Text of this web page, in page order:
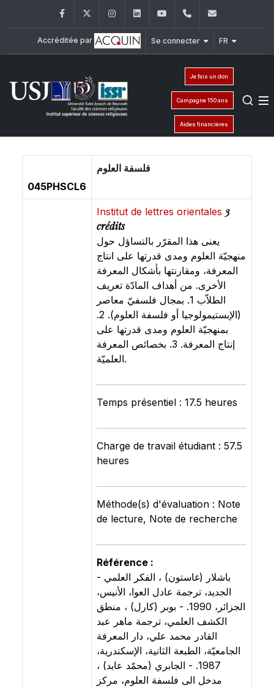
FacebookTwitter InstagramLinkedInYouTube+961 (1) 421 581
Accréditée par Se connecter FR
Je fais un don
Campagne 150 ans
Aides financières
045PHSCL6
فلسفة العلوم
Institut de lettres orientales 3
crédits
يعنى هذا المقرّر بالتساؤل حول
منهجيّة العلوم ومدى قدرتها على انتاج
المعرفة، ومقارنتها بأشكال المعرفة
الأخرى. من أهداف المادّة تعريف
الطلاّب 1. بمجال فلسفيّ معاصر
(الإبستيمولوجيا أو فلسفة العلوم). 2.
بمنهجيّة العلوم ومدى قدرتها على
إنتاج المعرفة. 3. بخصائص المعرفة
العلميّة.
Temps présentiel : 17.5 heures
Charge de travail étudiant : 57.5
heures
Méthode(s) d'évaluation : Note
de lecture, Note de recherche
Référence :
- باشلار (غاستون) ، الفكر العلمي
الجديد، ترجمة عادل العوا، الأنيس،
الجزائر، 1990. - بوبر (كارل) ، منطق
الكشف العلمي، ترجمة ماهر عبد
القادر محمد علي، دار المعرفة
الجامعيّة، الطبعة الثانية، الإسكندرية،
1987. - الجابري (محمّد عابد) ،
مدخل الى فلسفة العلوم، مركز